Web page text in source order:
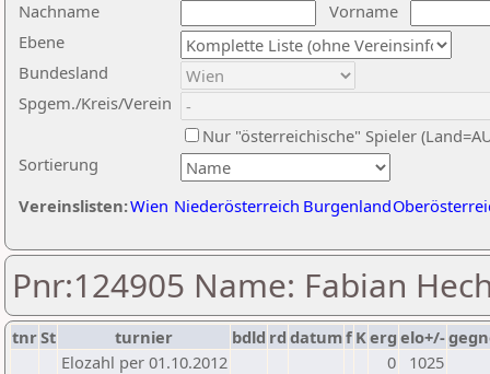
Nachname
Vorname
Ebene
Sortierung
Bundesland
Spgem./Kreis/Verein
Nur "österreichische" Spieler
Vereinslisten:Wien Niederösterreich Burgenland
Pnr:124905 Name: Fabian
tnrSt turnier bdld rd datumf Kerg elo+/-
Elozahl per 01.10.2012
0
1025